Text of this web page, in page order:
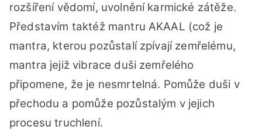
rozšíření vědomí, uvolnění karmické zátěže.
Představím taktéž mantru AKAAL (což je
mantra, kterou pozůstalí zpívají zemřelému,
mantra jejiž vibrace duši zemřelého
připomene, že je nesmrtelná. Pomůže duši v
přechodu a pomůže pozůstalým v jejich
procesu truchlení.